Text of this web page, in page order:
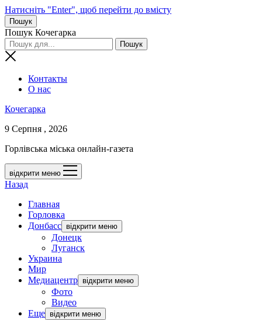
Натисніть "Enter", щоб перейти до вмісту
Пошук
Пошук Кочегарка
Контакты
О нас
Кочегарка
9 Серпня , 2026
Горлівська міська онлайн-газета
відкрити меню
Назад
Главная
Горловка
Донбасс відкрити меню
Донецк
Луганск
Украина
Мир
Медиацентр відкрити меню
Фото
Видео
Еще відкрити меню